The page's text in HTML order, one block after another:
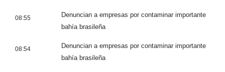
08:55
Denuncian a empresas por contaminar importante
bahía brasileña
08:54
Denuncian a empresas por contaminar importante
bahía brasileña